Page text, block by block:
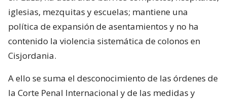
iglesias, mezquitas y escuelas; mantiene una
política de expansión de asentamientos y no ha
contenido la violencia sistemática de colonos en
Cisjordania.
A ello se suma el desconocimiento de las órdenes de
la Corte Penal Internacional y de las medidas y